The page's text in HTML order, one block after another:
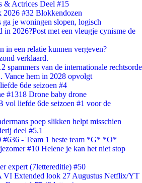
& Actrices Deel #15
#32 Blokkendozen
je woningen slopen, logisch
in 2026?Post met een vleugje cynisme de
in een relatie kunnen vergeven?
verklaard.
spammers van de internationale rechtsorde
Vance hem in 2028 opvolgt
6de seizoen #4
#1318 Drone baby drone
vol liefde 6de seizoen #1 voor de
poep slikken helpt misschien
deel #5.1
#636 - Team 1 beste team *G* *O*
#10 Helene je kan het niet stop
expert (7lettereditie) #50
Extended look 27 Augustus Netflix/YT